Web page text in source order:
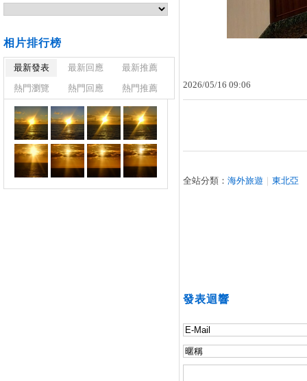
2026/05/16 09:06
全站分類： 海外旅遊 東北亞
發表迴響
相片排行榜
最新發表 最新回應
最新推薦
熱門瀏覽
熱門回應 熱門推薦